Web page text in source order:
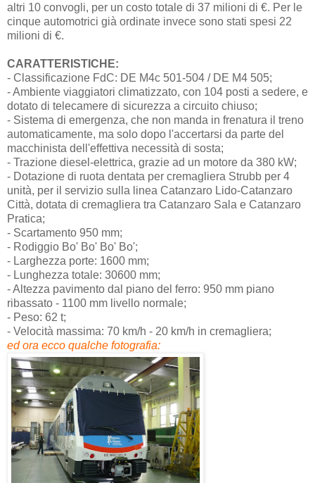
altri 10 convogli, per un costo totale di 37 milioni di €. Per le
cinque automotrici già ordinate invece sono stati spesi 22
milioni di €.
CARATTERISTICHE:
- Classificazione FdC: DE M4c 501-504 / DE M4 505;
- Ambiente viaggiatori climatizzato, con 104 posti a sedere, e
dotato di telecamere di sicurezza a circuito chiuso;
- Sistema di emergenza, che non manda in frenatura il treno
automaticamente, ma solo dopo l'accertarsi da parte del
macchinista dell'effettiva necessità di sosta;
- Trazione diesel-elettrica, grazie ad un motore da 380 kW;
- Dotazione di ruota dentata per cremagliera Strubb per 4
unità, per il servizio sulla linea Catanzaro Lido-Catanzaro
Città, dotata di cremagliera tra Catanzaro Sala e Catanzaro
Pratica;
- Scartamento 950 mm;
- Rodiggio Bo' Bo' Bo' Bo';
- Larghezza porte: 1600 mm;
- Lunghezza totale: 30600 mm;
- Altezza pavimento dal piano del ferro: 950 mm piano
ribassato - 1100 mm livello normale;
- Peso: 62 t;
- Velocità massima: 70 km/h - 20 km/h in cremagliera;
ed ora ecco qualche fotografia: